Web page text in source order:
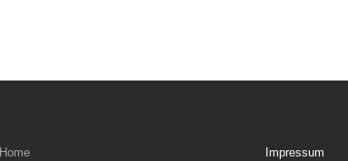
Home
Impressum